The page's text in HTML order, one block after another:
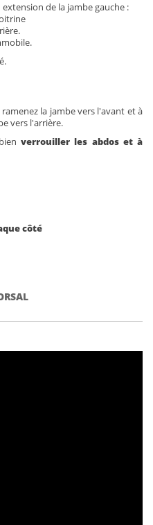
de la jambe gauche :
la jambe vers l'avant et à
vers l'arrière.
verrouiller les abdos et à
côté